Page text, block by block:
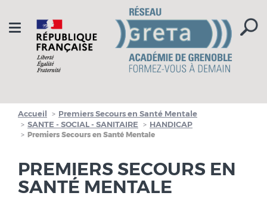
Toggle
navigation
Accueil
Premiers Secours en Santé Mentale
SANTE - SOCIAL - SANITAIRE
HANDICAP
Premiers Secours en Santé Mentale
PREMIERS SECOURS EN
SANTÉ MENTALE